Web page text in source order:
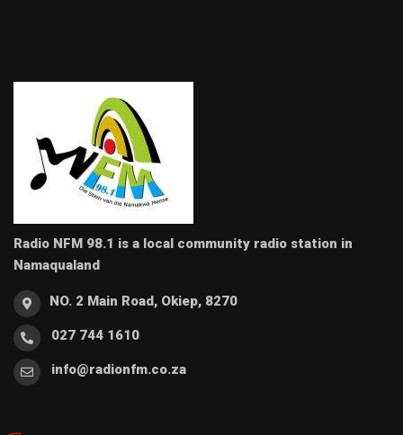
Radio NFM 98.1 is a local community radio station in
Namaqualand
NO. 2 Main Road, Okiep, 8270
027 744 1610
info@radionfm.co.za